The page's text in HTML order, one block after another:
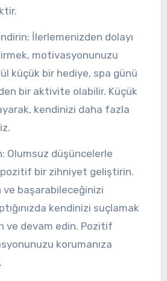
İlerlemenizden dolayı
motivasyonunuzu
küçük bir hediye, spa günü
bir aktivite olabilir. Küçük
kendinizi daha fazla
Olumsuz düşüncelerle
bir zihniyet geliştirin.
ve başarabileceğinizi
kendinizi suçlamak
ve devam edin. Pozitif
korumanıza